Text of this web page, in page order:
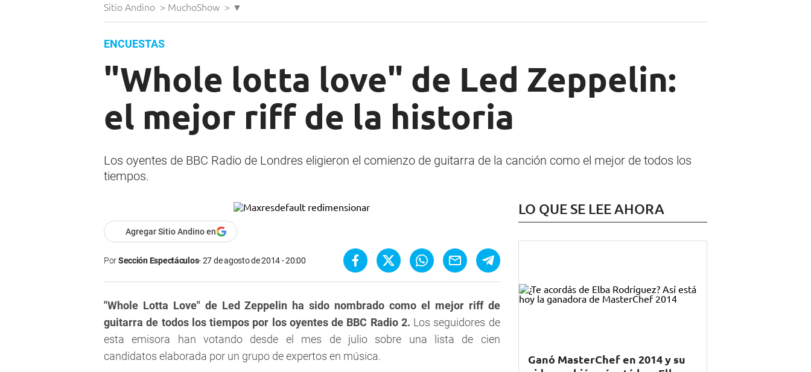
Sitio Andino > MuchoShow > ▼
ENCUESTAS
"Whole lotta love" de Led Zeppelin:
el mejor riff de la historia
Los oyentes de BBC Radio de Londres eligieron el comienzo de guitarra de la canción como el mejor de todos los
tiempos.
Agregar Sitio Andino en
PorSección Espectáculos 27 de agosto de 2014 - 20:00
"Whole Lotta Love" de Led Zeppelin ha sido nombrado como el mejor riff de
guitarra de todos los tiempos por los oyentes de BBC Radio 2. Los seguidores de
esta emisora han votando desde el mes de julio sobre una lista de cien
candidatos elaborada por un grupo de expertos en música.
LO QUE SE LEE AHORA
Ganó MasterChef en 2014 y su